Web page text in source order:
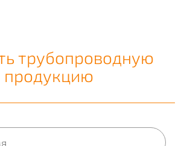
трубопроводную
продукцию